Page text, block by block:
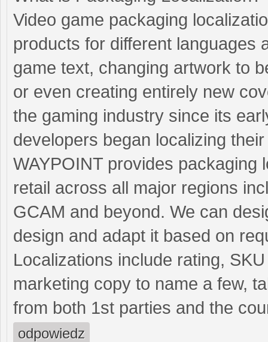
Video game packaging
products for different languages
game text, changing artwork to
or even creating entirely new
the gaming industry since its
developers began localizing
WAYPOINT provides packaging
retail across all major regions
GCAM and beyond. We can
design and adapt it based on
Localizations include rating,
marketing copy to name a few,
from both 1st parties and the
odpowiedz